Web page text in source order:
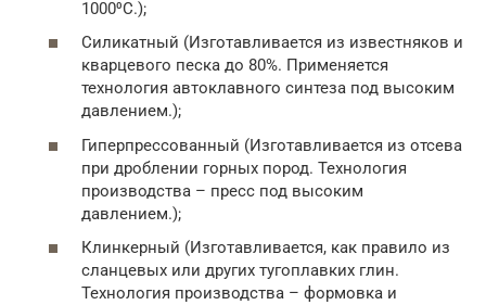
1000⁰С.);
Силикатный (Изготавливается из известняков и
кварцевого песка до 80%. Применяется
технология автоклавного синтеза под высоким
давлением.);
Гиперпрессованный (Изготавливается из отсева
при дроблении горных пород. Технология
производства – пресс под высоким
давлением.);
Клинкерный (Изготавливается, как правило из
сланцевых или других тугоплавких глин.
Технология производства – формовка и